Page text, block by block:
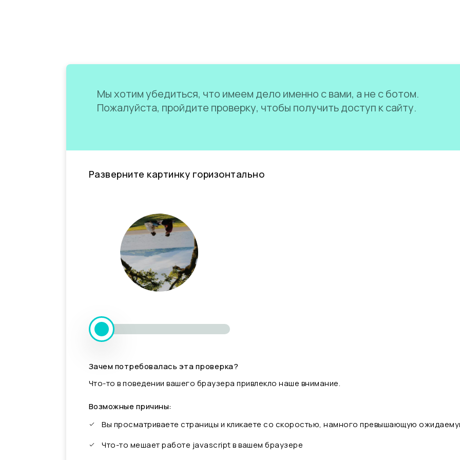
Мы хотим убедиться, что имеем дело именно с вами, а не с ботом.
Пожалуйста, пройдите проверку, чтобы получить доступ к сайту.
Разверните картинку горизонтально
Зачем потребовалась эта проверка?
Что-то в поведении вашего браузера привлекло наше внимание.
Возможные причины:
Вы просматриваете страницы и кликаете со скоростью, намного превышающую
Что-то мешает работе javascript в вашем браузере